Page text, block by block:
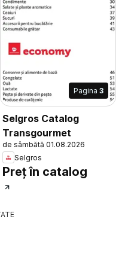
Pagina 3
Selgros Catalog
Transgourmet
de sâmbătă 01.08.2026
Selgros
Preț în catalog